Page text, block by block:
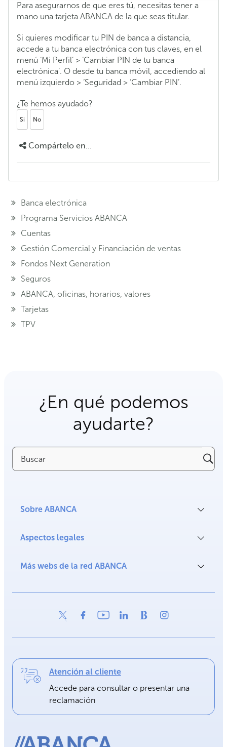
Para asegurarnos de que eres tú, necesitas tener a
mano una tarjeta ABANCA de la que seas titular.
Si quieres modificar tu PIN de banca a distancia,
accede a tu banca electrónica con tus claves, en el
menú ‘Mi Perfil’ > ‘Cambiar PIN de tu banca
electrónica’. O desde tu banca móvil, accediendo al
menú izquierdo > ‘Seguridad > ‘Cambiar PIN’.
¿Te hemos ayudado?
Si No
Compártelo en...
Banca electrónica
Programa Servicios ABANCA
Cuentas
Gestión Comercial y Financiación de ventas
Fondos Next Generation
Seguros
ABANCA, oficinas, horarios, valores
Tarjetas
TPV
¿En qué podemos
ayudarte?
Buscar
Sobre ABANCA
Aspectos legales
Más webs de la red ABANCA
Atención al cliente
Accede para consultar o presentar una
reclamación